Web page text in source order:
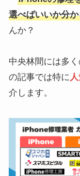
選べばいいか分
んか？
中央林間には多
の記事では特に
介します。